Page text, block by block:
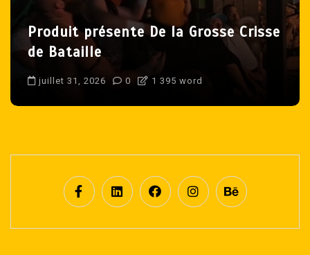
Deux LÉGENDES de Montréal sortent
brièvement de la retraite à Mystery
Wrestling!
août 8, 2026 0 1 303 word